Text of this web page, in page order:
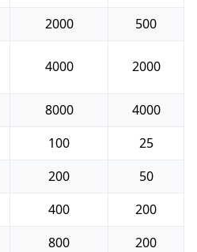
2000
500
4000 2000
8000
4000
100
25
200
50
400
200
800
200